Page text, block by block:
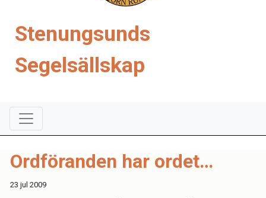
Stenungsunds
Segelsällskap
Ordföranden har ordet…
23 jul 2009